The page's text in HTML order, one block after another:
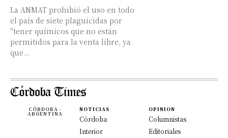
La ANMAT prohibió el uso en todo
el país de siete plaguicidas por
"tener químicos que no están
permitidos para la venta libre, ya
que...
CÓRDOBA -
ARGENTINA
NOTICIAS
Córdoba
Interior
OPINION
Columnistas
Editoriales